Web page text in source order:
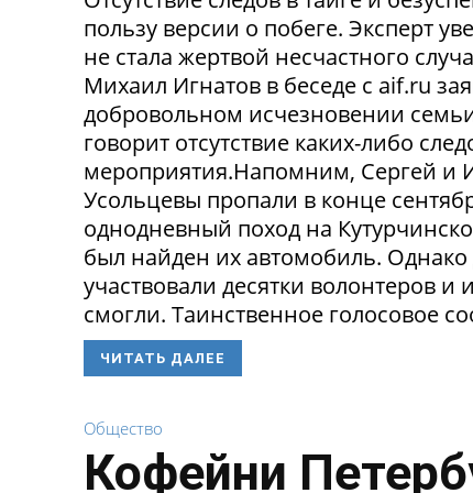
пользу версии о побеге. Эксперт
не стала жертвой несчастного
Михаил Игнатов в беседе с aif.ru
добровольном исчезновении
говорит отсутствие каких-либо
мероприятия.Напомним, Сергей и
Усольцевы пропали в конце
однодневный поход на
был найден их автомобиль. Однако
участвовали десятки волонтеров
смогли. Таинственное голосовое
ЧИТАТЬ ДАЛЕЕ
Общество
Кофейни